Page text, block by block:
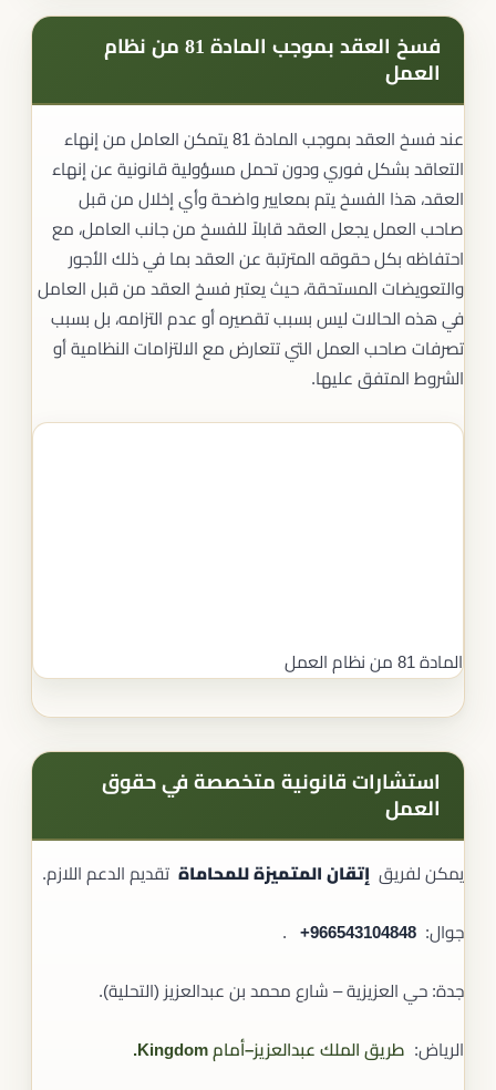
فسخ العقد بموجب المادة 81 من نظام
العمل​
عند فسخ العقد بموجب المادة 81 يتمكن العامل من إنهاء
التعاقد بشكل فوري ودون تحمل مسؤولية قانونية عن إنهاء
العقد، هذا الفسخ يتم بمعايير واضحة وأي إخلال من قبل
صاحب العمل يجعل العقد قابلاً للفسخ من جانب العامل، مع
احتفاظه بكل حقوقه المترتبة عن العقد بما في ذلك الأجور
والتعويضات المستحقة، حيث يعتبر فسخ العقد من قبل العامل
في هذه الحالات ليس بسبب تقصيره أو عدم التزامه، بل بسبب
تصرفات صاحب العمل التي تتعارض مع الالتزامات النظامية أو
الشروط المتفق عليها.
المادة 81 من نظام العمل
استشارات قانونية متخصصة في حقوق
العمل
يمكن لفريق إتقان المتميزة للمحاماة تقديم الدعم اللازم.
جوال: ‎‎ ‎ +966543104848
.
جدة: حي العزيزية – شارع محمد بن عبدالعزيز (التحلية).
الرياض: طريق الملك عبدالعزيز–أمام Kingdom.